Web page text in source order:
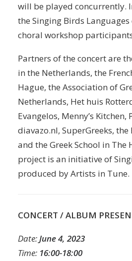
will be played concurrently.
the Singing Birds Languages
choral workshop
Partners of the concert are
in the Netherlands, the
Hague, the Association of
Netherlands, Het huis
Evangelos, Menny’s Kitchen,
diavazo.nl, SuperGreeks,
and the Greek School in The
project is an initiative of
produced by Artists in Tune.
CONCERT / ALBUM
Date:June 4, 2023
Time: 16:00-18:00